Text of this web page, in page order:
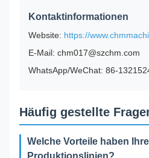
Kontaktinformationen
Website: https://
E-Mail: chm017@szchm.com
WhatsApp/WeChat: 86-
Häufig gestellte
Welche Vorteile haben
Produktionslinien?